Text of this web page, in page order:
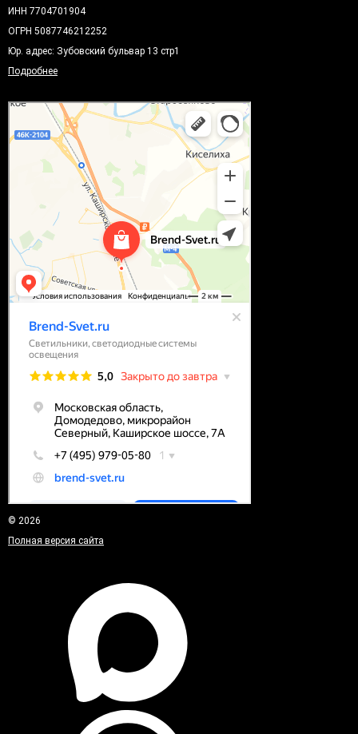
ИНН 7704701904
ОГРН 5087746212252
Юр. адрес: Зубовский бульвар 13 стр1
Подробнее
© 2026
Полная версия сайта